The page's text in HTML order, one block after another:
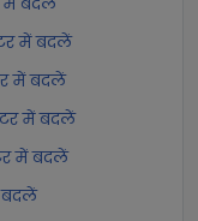
में बदलें
में बदलें
में बदलें
में बदलें
बदलें